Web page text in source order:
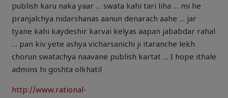
publish karu naka yaar … swata kahi tari liha … mi he
pranjalchya nidarshanas aanun denarach aahe … jar
tyane kahi kaydeshir karvai kelyas aapan jababdar rahal
… pan kiv yete ashya vicharsanichi ji itaranche lekh
chorun swatachya naavane publish kartat … I hope ithale
admins hi goshta olkhatil
http://www.rational-